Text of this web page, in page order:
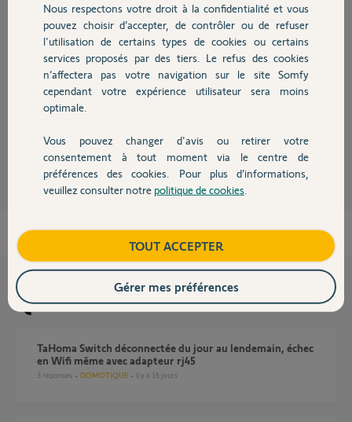
Chauffage
Autres produits
Devis avec un pro
Contact
Réponses
Non, car le serveur doit se trouver dans le pays d'utilisation.
Bonne journée à vous
Charly il y a plus d'un an
Questions liées
TaHoma Switch déconnectée du jour au lendemain, échec
en Wifi même avec adapteur rj45
3 réponses DOMOTIQUE il y a 16 jours
Nous respectons votre droit à la confidentialité et vous
pouvez choisir d’accepter, de contrôler ou de refuser
l'utilisation de certains types de cookies ou certains
services proposés par des tiers. Le refus des cookies
n’affectera pas votre navigation sur le site Somfy
cependant votre expérience utilisateur sera moins
optimale.
Vous pouvez changer d'avis ou retirer votre
consentement à tout moment via le centre de
préférences des cookies. Pour plus d’informations,
veuillez consulter notre politique de cookies
TOUT ACCEPTER
Gérer mes préférences